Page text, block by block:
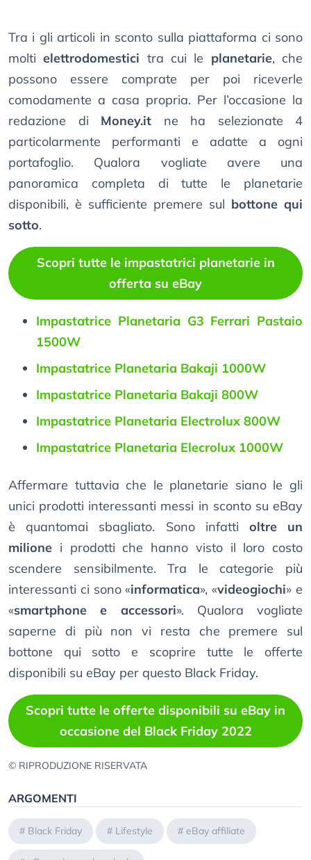
Tra i gli articoli in sconto sulla piattaforma ci sono
moltielettrodomestici tra cui le planetarie, che
possono essere comprate per poi riceverle
comodamente a casa propria. Per l’occasione la
redazione di Money.it ne ha selezionate 4
particolarmente performanti e adatte a ogni
portafoglio. Qualora vogliate avere una
panoramica completa di tutte le planetarie
disponibili, è sufficiente premere sul bottone qui
sotto.
Scopri tutte le impastatrici planetarie in
offerta su eBay
Impastatrice Planetaria G3 Ferrari Pastaio
1500W
Impastatrice Planetaria Bakaji 1000W
Impastatrice Planetaria Bakaji 800W
Impastatrice Planetaria Electrolux 800W
Impastatrice Planetaria Elecrolux 1000W
Affermare tuttavia che le planetarie siano le gli
unici prodotti interessanti messi in sconto su eBay
è quantomai sbagliato. Sono infatti oltre un
milione i prodotti che hanno visto il loro costo
scendere sensibilmente. Tra le categorie più
interessanti ci sono «informatica», «videogiochi» e
«smartphone e accessori». Qualora vogliate
saperne di più non vi resta che premere sul
bottone qui sotto e scoprire tutte le offerte
disponibili su eBay per questo Black Friday.
Scopri tutte le offerte disponibili su eBay in
occasione del Black Friday 2022
© RIPRODUZIONE RISERVATA
ARGOMENTI
# Black Friday # Lifestyle # eBay affiliate